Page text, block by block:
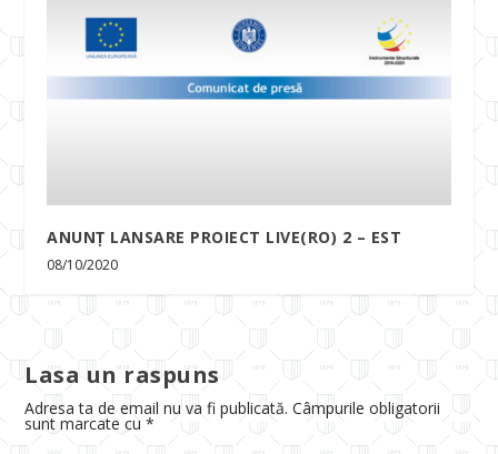
ANUNȚ LANSARE PROIECT LIVE(RO) 2 – EST
08/10/2020
Lasa un raspuns
Adresa ta de email nu va fi publicată. Câmpurile obligatorii
sunt marcate cu*